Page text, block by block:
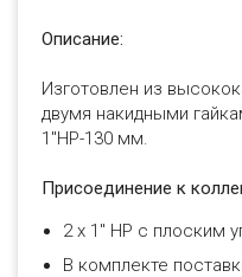
Описание:
Изготовлен из
двумя накидными
1"НР-130 мм.
Присоединение к
2 х 1" НР с плоским
В комплекте